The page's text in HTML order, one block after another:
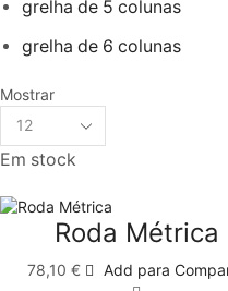
grelha de 5 colunas
grelha de 6 colunas
Mostrar
Em stock
Roda Métrica
78,10 € Add para